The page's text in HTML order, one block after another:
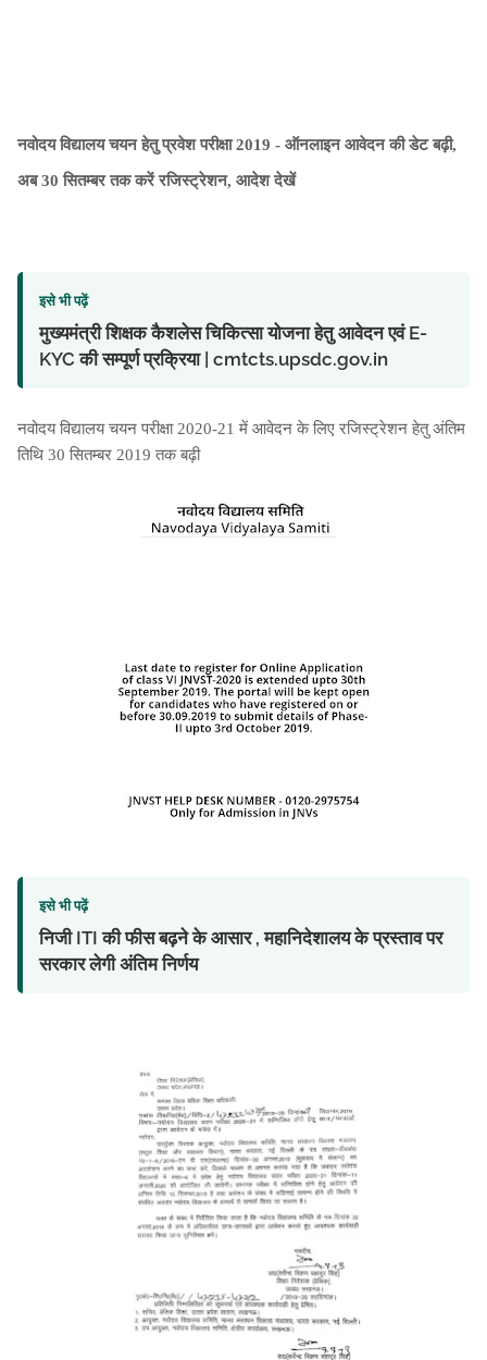
नवोदय विद्यालय चयन हेतु प्रवेश परीक्षा 2019 - ऑनलाइन आवेदन की डेट बढ़ी,
अब 30 सितम्बर तक करें रजिस्ट्रेशन, आदेश देखें
इसे भी पढ़ें
मुख्यमंत्री शिक्षक कैशलेस चिकित्सा योजना हेतु आवेदन एवं E-
KYC की सम्पूर्ण प्रक्रिया | cmtcts.upsdc.gov.in
नवोदय विद्यालय चयन परीक्षा 2020-21 में आवेदन के लिए रजिस्ट्रेशन हेतु अंतिम
तिथि 30 सितम्बर 2019 तक बढ़ी
इसे भी पढ़ें
निजी ITI की फीस बढ़ने के आसार , महानिदेशालय के प्रस्ताव पर
सरकार लेगी अंतिम निर्णय